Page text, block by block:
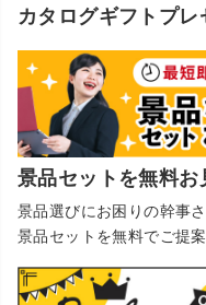
カタログギフトプレ
景品セットを無料お
景品選びにお困りの幹事
景品セットを無料でご提案